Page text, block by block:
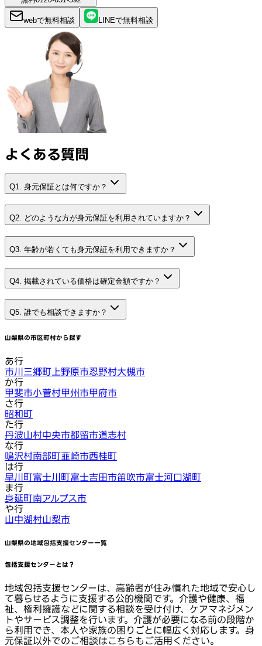
webで無料相談 LINEで無料相談
よくある質問
Q1. 身元保証とは何ですか？
Q2. どのような方が身元保証を利用されていますか？
Q3. 年齢が若くても身元保証を利用できますか？
Q4. 掲載されている価格は確定金額ですか？
Q5. 誰でも相談できますか？
山梨県の市区町村から探す
あ行
市川三郷町 上野原市忍野村大槻市
か行
甲斐市小菅村甲州市甲府市
さ行
昭和町
た行
丹波山村中央市都留市道志村
な行
鳴沢村南部町韮崎市西桂町
は行
早川町富士川町富士吉田市笛吹市富士河口湖町
ま行
身延町南アルプス市
や行
山中湖村山梨市
山梨県の地域包括支援センター一覧
包括支援センターとは？
地域包括支援センターは、高齢者が住み慣れた地域で安心し
て暮らせるように支援する公的機関です。介護や健康、福
祉、権利擁護などに関する相談を受け付け、ケアマネジメン
トやサービス調整を行います。介護が必要になる前の段階か
ら利用でき、本人や家族の困りごとに幅広く対応します。身
元保証以外でのご相談はこちらもご活用ください。